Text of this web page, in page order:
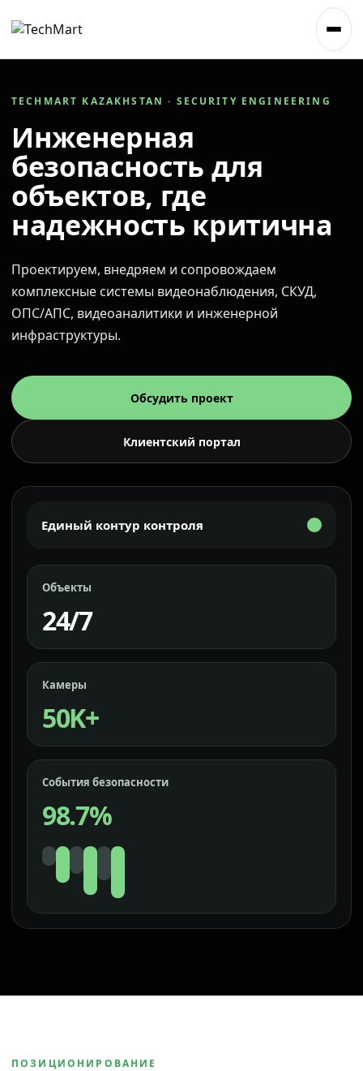
TECHMART KAZAKHSTAN · SECURITY ENGINEERING
Инженерная
безопасность для
объектов, где
надежность критична
Проектируем, внедряем и сопровождаем
комплексные системы видеонаблюдения, СКУД,
ОПС/АПС, видеоаналитики и инженерной
инфраструктуры.
Обсудить проект
Клиентский портал
Единый контур контроля
Объекты
24/7
Камеры
50K+
События безопасности
98.7%
ПОЗИЦИОНИРОВАНИЕ